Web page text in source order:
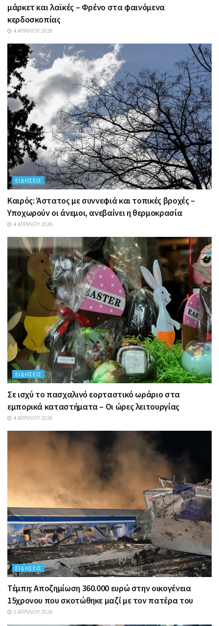
μάρκετ και λαϊκές – Φρένο στα φαινόμενα
κερδοσκοπίας
4 ΑΠΡΙΛΊΟΥ 2026
ΕΙΔΉΣΕΙΣ
Καιρός: Άστατος με συννεφιά και τοπικές βροχές –
Υποχωρούν οι άνεμοι, ανεβαίνει η θερμοκρασία
4 ΑΠΡΙΛΊΟΥ 2026
ΕΙΔΉΣΕΙΣ
Σε ισχύ το πασχαλινό εορταστικό ωράριο στα
εμπορικά καταστήματα – Οι ώρες λειτουργίας
4 ΑΠΡΙΛΊΟΥ 2026
ΕΙΔΉΣΕΙΣ
Τέμπη: Αποζημίωση 360.000 ευρώ στην οικογένεια
15χρονου που σκοτώθηκε μαζί με τον πατέρα του
3 ΑΠΡΙΛΊΟΥ 2026